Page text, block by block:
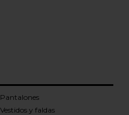
Pantalones
Vestidos y faldas